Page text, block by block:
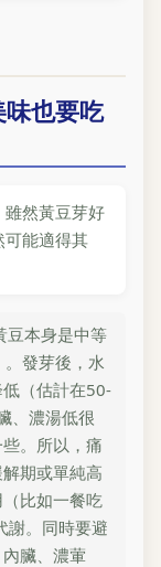
也要吃
然黃豆芽好
可能適得其
豆本身是中等
發芽後，水
（估計在50-
、濃湯低很
。所以，痛
解期或單純高
比如一餐吃
謝。同時要避
臟、濃葷